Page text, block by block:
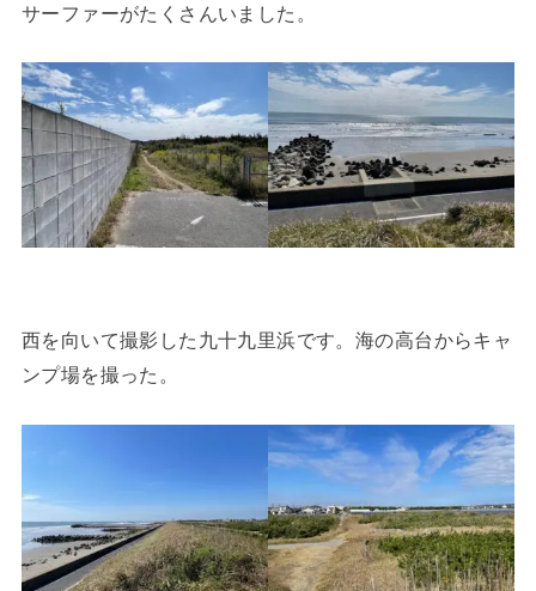
サーファーがたくさんいました。
西を向いて撮影した九十九里浜です。海の高台からキャ
ンプ場を撮った。